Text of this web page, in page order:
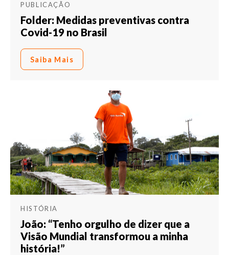
PUBLICAÇÃO
Folder: Medidas preventivas contra
Covid-19 no Brasil
Saiba Mais
HISTÓRIA
João: “Tenho orgulho de dizer que a
Visão Mundial transformou a minha
história!”